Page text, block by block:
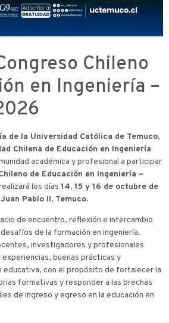
Chileno
en Ingeniería –
de la Universidad Católica de Temuco,
Chilena de Educación en Ingeniería
académica y profesional a participar
de Educación en Ingeniería –
los días 14, 15 y 16 de octubre de
Pablo II, Temuco.
de encuentro, reflexión e intercambio
de la formación en ingeniería.
investigadores y profesionales
buenas prácticas y
educativa, con el propósito de fortalecer la
formativas y responder a las brechas
de ingreso y egreso en la educación en